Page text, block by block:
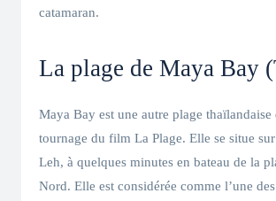
catamaran.
La plage de Maya Bay
Maya Bay est une autre plage
tournage du film La Plage. Elle se situe
Leh, à quelques minutes en bateau de la
Nord. Elle est considérée comme l’une